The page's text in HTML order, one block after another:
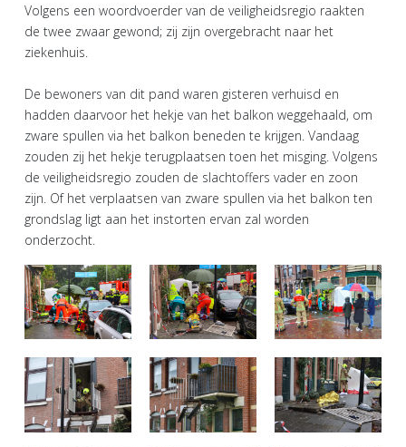
Volgens een woordvoerder van de veiligheidsregio raakten
de twee zwaar gewond; zij zijn overgebracht naar het
ziekenhuis.
De bewoners van dit pand waren gisteren verhuisd en
hadden daarvoor het hekje van het balkon weggehaald, om
zware spullen via het balkon beneden te krijgen. Vandaag
zouden zij het hekje terugplaatsen toen het misging. Volgens
de veiligheidsregio zouden de slachtoffers vader en zoon
zijn. Of het verplaatsen van zware spullen via het balkon ten
grondslag ligt aan het instorten ervan zal worden
onderzocht.